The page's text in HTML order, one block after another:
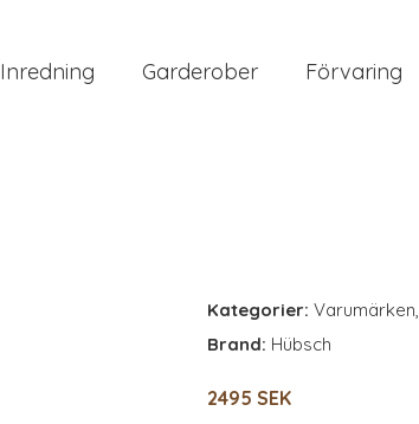
Inredning Garderober Förvaring
Kategorier: Varumärken,
Brand: Hübsch
2495 SEK